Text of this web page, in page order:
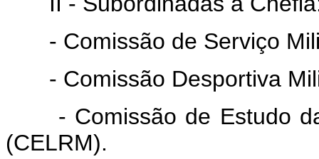
- Comissão de Serviço
- Comissão Desportiva
- Comissão de Estudo
(CELRM).